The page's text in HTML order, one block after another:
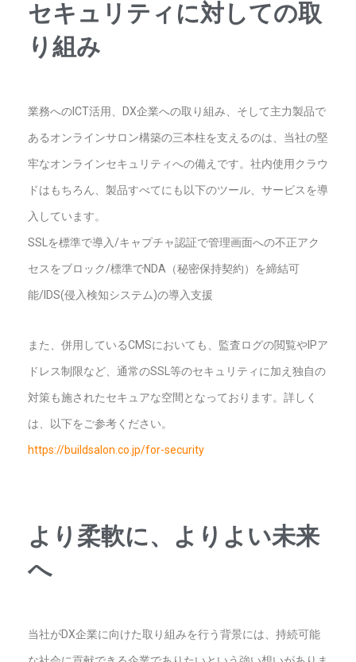
セキュリティに対しての取
り組み
業務へのICT活用、DX企業への取り組み、そして主力製品で
あるオンラインサロン構築の三本柱を支えるのは、当社の堅
牢なオンラインセキュリティへの備えです。 社内使用クラウ
ドはもちろん、製品すべてにも以下のツール、サービスを導
入しています。
SSLを標準で導入/キャプチャ認証で管理画面への不正アク
セスをブロック/標準でNDA（秘密保持契約）を締結可
能/IDS(侵入検知システム)の導入支援
また、併用しているCMSにおいても、監査ログの閲覧やIPア
ドレス制限など、通常のSSL等のセキュリティに加え独自の
対策も施されたセキュアな空間となっております。 詳しく
は、以下をご参考ください。
https://buildsalon.co.jp/for-security
より柔軟に、よりよい未来
へ
当社がDX企業に向けた取り組みを行う背景には、持続可能